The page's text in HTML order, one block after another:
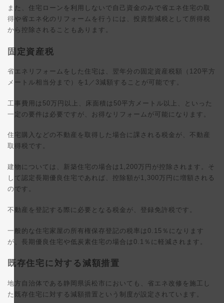
また、住宅ローンを利用しないで自己資金のみで省エネ住宅の取
得や省エネ化のリフォームを行うには、投資型減税として所得税
から控除されることもあります。
固定資産税
省エネリフォームをした住宅は、翌年分の固定資産税額（120平方
メートル相当分まで）を1／3減額することが可能です。
工事費用は50万円以上、床面積は50平方メートル以上、といった
一定の要件は必要ですが、お得なリフォームが可能になります。
住宅購入などの不動産を取得した場合に課される税金が、不動産
取得税です。
建物については、新築住宅の場合は1,200万円が控除されます。そ
して認定長期優良住宅であれば、控除額が1,300万円に増額される
のです。
不動産を登記する際に必要となる税金が、登録免許税です。
一般的な住宅家屋の所有権保存登記の税率は0.15％になります
が、長期優良住宅や低炭素住宅の場合は0.1％に軽減されます。
既存住宅に対する減額措置
地方自治体である静岡県浜松市においても、省エネ改修を施工し
た既存住宅に対する 減額措置 という制度が設定されています。